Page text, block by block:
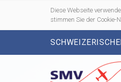
Diese Webseite
stimmen Sie der Cookie-